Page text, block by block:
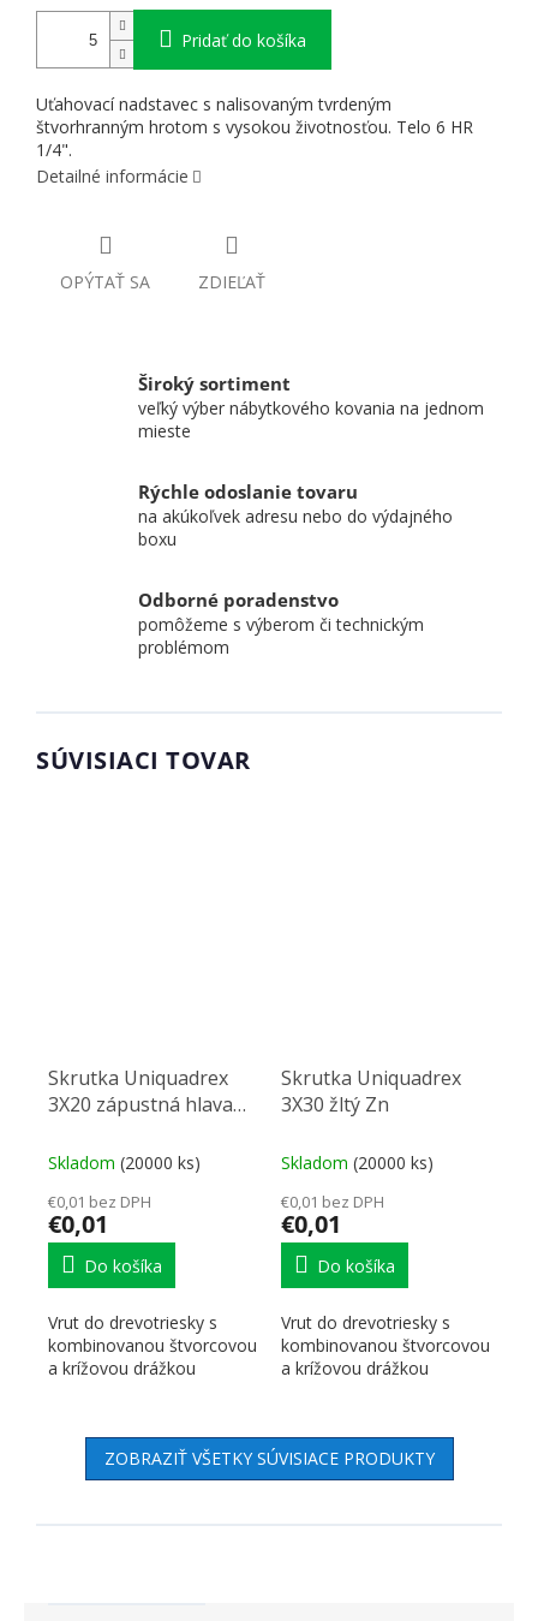
Pridať do košíka
Uťahovací nadstavec s nalisovaným tvrdeným
štvorhranným hrotom s vysokou životnosťou. Telo 6 HR
1/4".
Detailné informácie
OPÝTAŤ SA ZDIEĽAŤ
Široký sortiment
veľký výber nábytkového kovania na jednom
mieste
Rýchle odoslanie tovaru
na akúkoľvek adresu nebo do výdajného
boxu
Odborné poradenstvo
pomôžeme s výberom či technickým
problémom
SÚVISIACI TOVAR
Skrutka Uniquadrex
3X20 zápustná hlava
Skladom (20000 ks)
€0,01 bez DPH
€0,01
Do košíka
Vrut do drevotriesky s
kombinovanou štvorcovou
a krížovou drážkou
Skrutka Uniquadrex
3X30 žltý Zn
Skladom (20000 ks)
€0,01 bez DPH
€0,01
Do košíka
Vrut do drevotriesky s
kombinovanou štvorcovou
a krížovou drážkou
ZOBRAZIŤ VŠETKY SÚVISIACE PRODUKTY